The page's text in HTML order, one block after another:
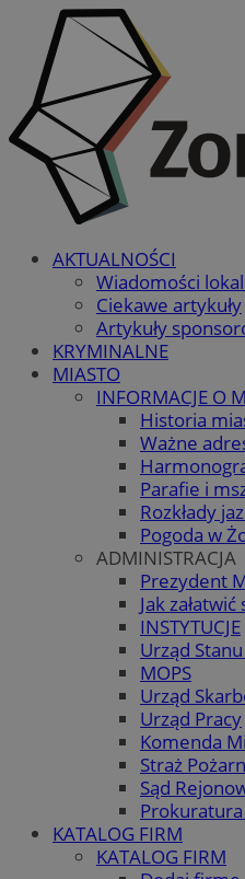
AKTUALNOŚCI
Wiadomości
Ciekawe artykuły
Artykuły
KRYMINALNE
MIASTO
INFORMACJE O
Historia
Ważne
Parafie i
Rozkłady
Pogoda w
ADMINISTRACJA
Prezydent
Jak
INSTYTUCJE
Urząd
MOPS
Urząd
Urząd Pracy
Komenda
Straż
Sąd
KATALOG FIRM
KATALOG FIRM